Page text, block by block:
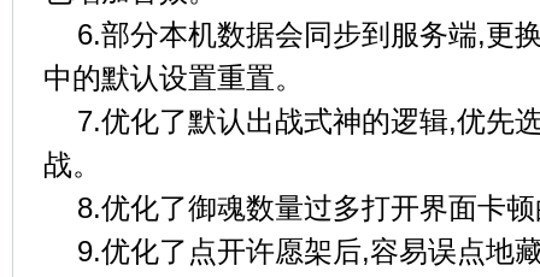
6.部分本机数据会同步到服务端,更
中的默认设置重置。
7.优化了默认出战式神的逻辑,优先
战。
8.优化了御魂数量过多打开界面卡
9.优化了点开许愿架后,容易误点地